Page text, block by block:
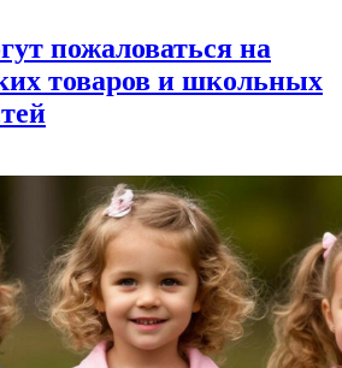
пожаловаться на
товаров и школьных